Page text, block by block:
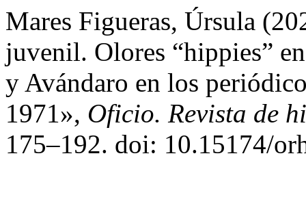
Mares Figueras, Úrsula
juvenil. Olores “hippies”
y Avándaro en los
1971», Oficio. Revista de
175–192. doi: 10.15174/